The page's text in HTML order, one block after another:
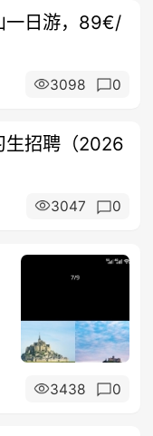
一日游，89€/
3098 0
生招聘（2026
3047 0
3438 0